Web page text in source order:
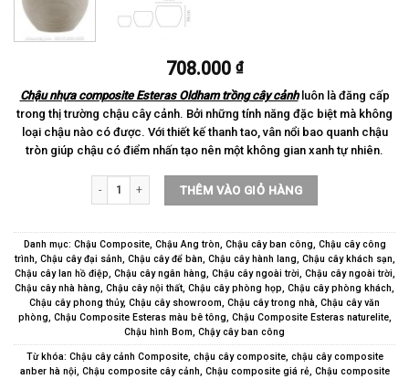
708.000 ₫
Chậu nhựa composite Esteras Oldham trồng cây cảnhluôn là đăng cấp
trong thị trường chậu cây cảnh. Bởi những tính năng đặc biệt mà không
loại chậu nào có được. Với thiết kế thanh tao, vân nổi bao quanh chậu
tròn giúp chậu có điểm nhấn tạo nên một không gian xanh tự nhiên.
Chậu nhựa composite Esteras Oldham trồng cây cảnh số lượng
THÊM VÀO GIỎ HÀNG
Danh mục: Chậu Composite, Chậu Ang tròn, Chậu cây ban công, Chậu cây công
trình, Chậu cây đại sảnh, Chậu cây để bàn, Chậu cây hành lang, Chậu cây khách sạn,
Chậu cây lan hồ điệp, Chậu cây ngân hàng, Chậu cây ngoài trời, Chậu cây ngoài trời,
Chậu cây nhà hàng, Chậu cây nội thất, Chậu cây phòng họp, Chậu cây phòng khách,
Chậu cây phong thủy, Chậu cây showroom, Chậu cây trong nhà, Chậu cây văn
phòng, Chậu Composite Esteras màu bê tông, Chậu Composite Esteras naturelite,
Chậu hình Bom, Chậy cây ban công
Từ khóa: Chậu cây cảnh Composite, chậu cây composite, chậu cây composite
anber hà nội, Chậu composite cây cảnh, Chậu composite giá rẻ, Chậu composite